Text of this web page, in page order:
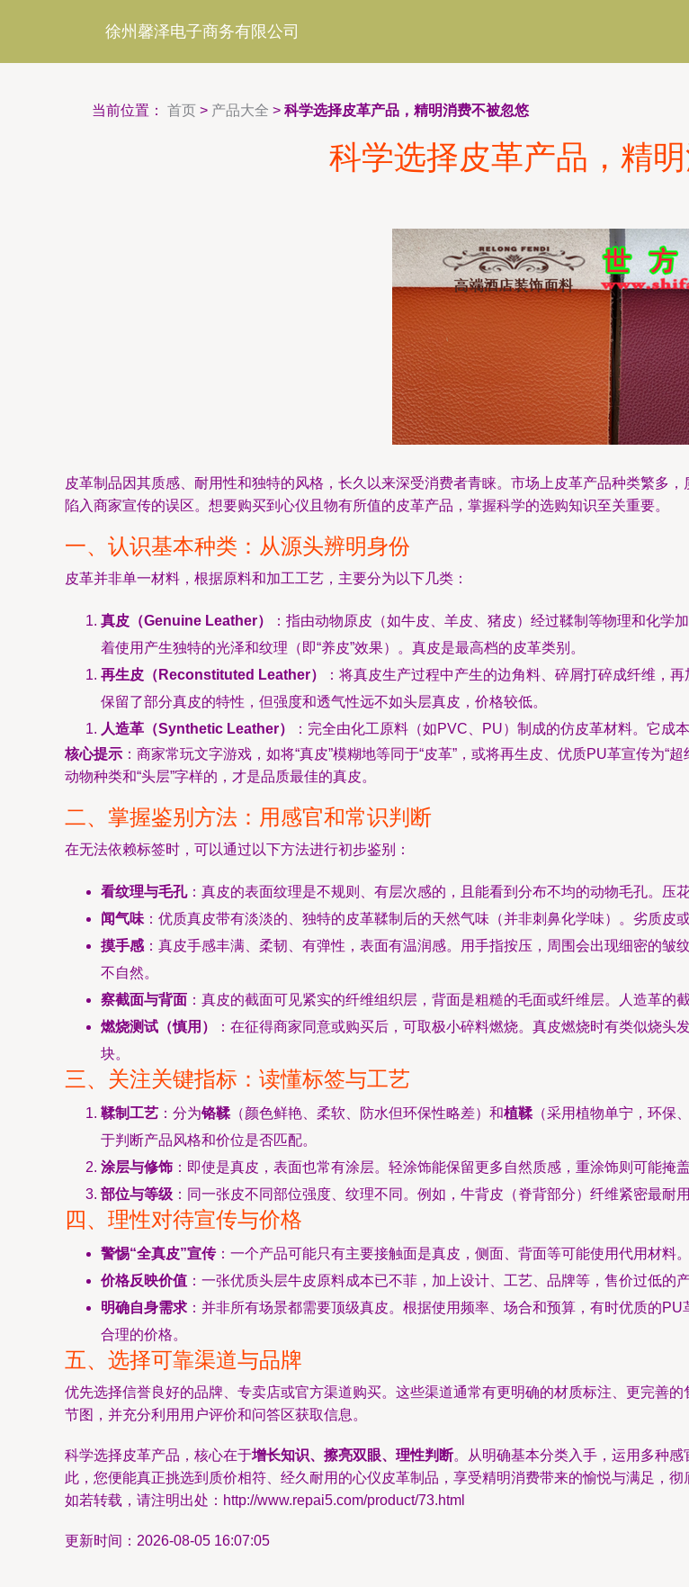
徐州馨泽电子商务有限公司
当前位置： 首页 > 产品大全 > 科学选择皮革产品，精明消费不被忽悠
科学选择皮革产品，精
皮革制品因其质感、耐用性和独特的风格，长久以来深受消费者青睐。市场上皮革产品种类繁多
陷入商家宣传的误区。想要购买到心仪且物有所值的皮革产品，掌握科学的选购知识至关重要。
一、认识基本种类：从源头辨明身份
皮革并非单一材料，根据原料和加工工艺，主要分为以下几类：
真皮（Genuine Leather）
：指由动物原皮（如牛皮、羊皮、猪皮）经过鞣制等物理和化
着使用产生独特的光泽和纹理（即“养皮”效果）。真皮是最高档的皮革类别。
再生皮（Reconstituted Leather）
：将真皮生产过程中产生的边角料、碎屑打碎成纤维，
保留了部分真皮的特性，但强度和透气性远不如头层真皮，价格较低。
人造革（Synthetic Leather）
：完全由化工原料（如PVC、PU）制成的仿皮革材料。它成
核心提示 ：商家常玩文字游戏，如将“真皮”模糊地等同于“皮革”，或将再生皮、优质PU革宣传为“
动物种类和“头层”字样的，才是品质最佳的真皮。
二、掌握鉴别方法：用感官和常识判断
在无法依赖标签时，可以通过以下方法进行初步鉴别：
看纹理与毛孔：真皮的表面纹理是不规则、有层次感的，且能看到分布不均的动物毛孔。压
闻气味 ：优质真皮带有淡淡的、独特的皮革鞣制后的天然气味（并非刺鼻化学味）。劣质皮
摸手感 ：真皮手感丰满、柔韧、有弹性，表面有温润感。用手指按压，周围会出现细密的
不自然。
察截面与背面 ：真皮的截面可见紧实的纤维组织层，背面是粗糙的毛面或纤维层。人造革的
燃烧测试（慎用）
：在征得商家同意或购买后，可取极小碎料燃烧。真皮燃烧时有类似烧
块。
三、关注关键指标：读懂标签与工艺
鞣制工艺 ：分为铬鞣（颜色鲜艳、柔软、防水但环保性略差）和植鞣（采用植物单宁，环保
于判断产品风格和价位是否匹配。
涂层与修饰 ：即使是真皮，表面也常有涂层。轻涂饰能保留更多自然质感，重涂饰则可能掩
部位与等级 ：同一张皮不同部位强度、纹理不同。例如，牛背皮（脊背部分）纤维紧密最耐
四、理性对待宣传与价格
警惕“全真皮”宣传：一个产品可能只有主要接触面是真皮，侧面、背面等可能使用代用材料
价格反映价值 ：一张优质头层牛皮原料成本已不菲，加上设计、工艺、品牌等，售价过低的
明确自身需求 ：并非所有场景都需要顶级真皮。根据使用频率、场合和预算，有时优质的
合理的价格。
五、选择可靠渠道与品牌
优先选择信誉良好的品牌、专卖店或官方渠道购买。这些渠道通常有更明确的材质标注、更完善
节图，并充分利用用户评价和问答区获取信息。
科学选择皮革产品，核心在于增长知识、擦亮双眼、理性判断。从明确基本分类入手，运用多种
此，您便能真正挑选到质价相符、经久耐用的心仪皮革制品，享受精明消费带来的愉悦与满足，彻
如若转载，请注明出处：http://www.repai5.com/product/73.html
更新时间：2026-08-05 16:07:05